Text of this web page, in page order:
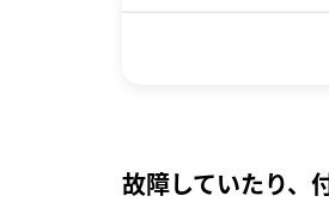
故障していたり、